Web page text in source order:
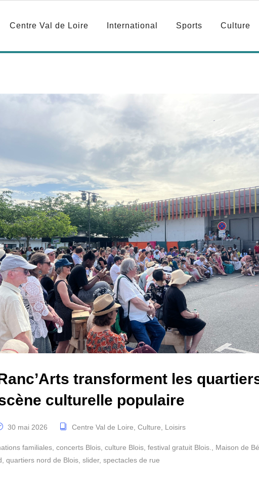
Centre Val de Loire International Sports Culture
transforment les
culturelle populaire
30 mai 2026 Centre Val de Loire Culture Loisirs
familiales concerts Blois culture Blois festival gratuit Blois. Maison de
quartiers nord de Blois slider, spectacles de rue